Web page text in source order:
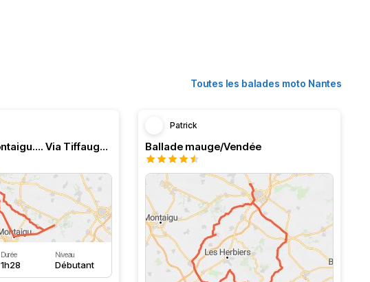
Toutes les balades moto Nantes
De Nantes à Montaigu…. Via Tiffauge :)
Durée
1h28
Niveau
Débutant
Patrick
Ballade mauge/Vendée